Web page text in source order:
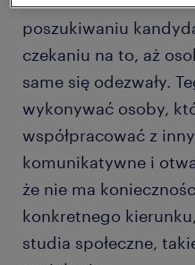
poszukiwaniu
czekaniu na to, aż
same się odezwały.
wykonywać osoby,
współpracować z
komunikatywne i
że nie ma
konkretnego
studia społeczne,